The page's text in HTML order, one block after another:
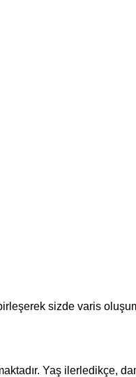
sizde varis
Yaş ilerledikçe,